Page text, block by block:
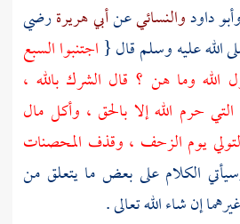
وأبو داودوالنسائيعنأبي هريرةرضي
الله عليه وسلم قال { اجتنبوا السبع
الله وما هن ؟ قال الشرك بالله ،
حرم الله إلا بالحق ، وأكل مال
يوم الزحف ، وقذف المحصنات
الكلام على بعض ما يتعلق من
إن شاء الله تعالى .